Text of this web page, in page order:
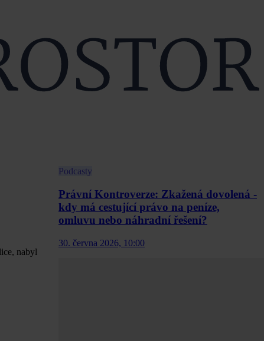
nabyl
Podcasty
Právní Kontroverze: Zkažená dovolená -
kdy má cestující právo na peníze,
omluvu nebo náhradní řešení?
30. června 2026, 10:00